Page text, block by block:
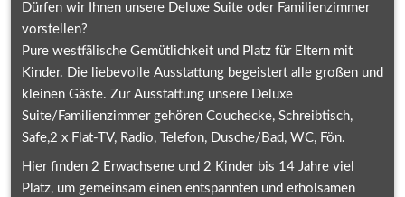
Dürfen wir Ihnen unsere Deluxe Suite oder Familienzimmer
vorstellen?
Pure westfälische Gemütlichkeit und Platz für Eltern mit
Kinder. Die liebevolle Ausstattung begeistert alle großen und
kleinen Gäste. Zur Ausstattung unsere Deluxe
Suite/Familienzimmer gehören Couchecke, Schreibtisch,
Safe,2 x Flat-TV, Radio, Telefon, Dusche/Bad, WC, Fön.
Hier finden 2 Erwachsene und 2 Kinder bis 14 Jahre viel
Platz, um gemeinsam einen entspannten und erholsamen